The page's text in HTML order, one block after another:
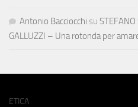
Antonio Bacciocchi su
GALLUZZI – Una rotonda per
ETICA